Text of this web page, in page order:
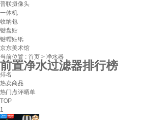
普联摄像头
一体机
收纳包
键盘贴
键帽贴纸
京东美术馆
当前位置 : 首页 > 净水器
前置净水过滤器排行榜
排名
热卖商品
热门点评晒单
TOP
1